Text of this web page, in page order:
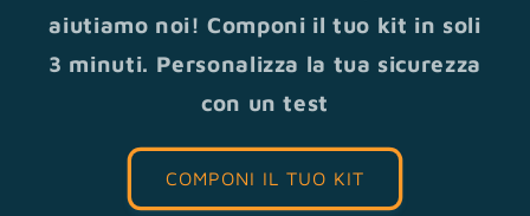
aiutiamo noi! Componi il tuo kit in soli
3 minuti. Personalizza la tua sicurezza
con un test
COMPONI IL TUO KIT